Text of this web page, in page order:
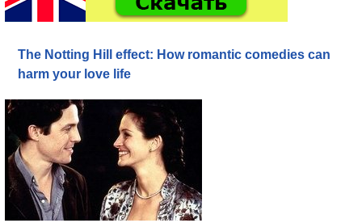
The Notting Hill effect: How romantic comedies can
harm your love life